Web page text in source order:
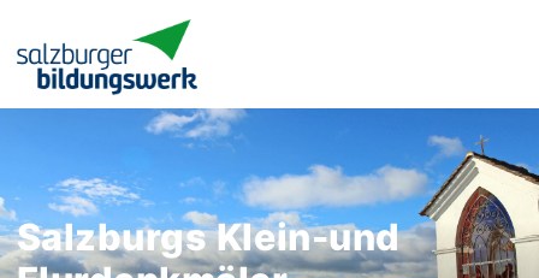
Salzburgs Klein-und